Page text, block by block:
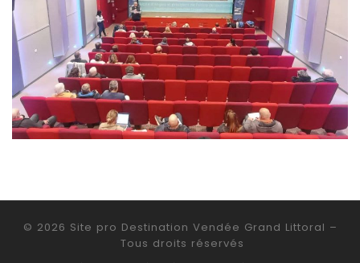
© 2026 Site pro Destination Vendée Grand Littoral –
Tous droits réservés